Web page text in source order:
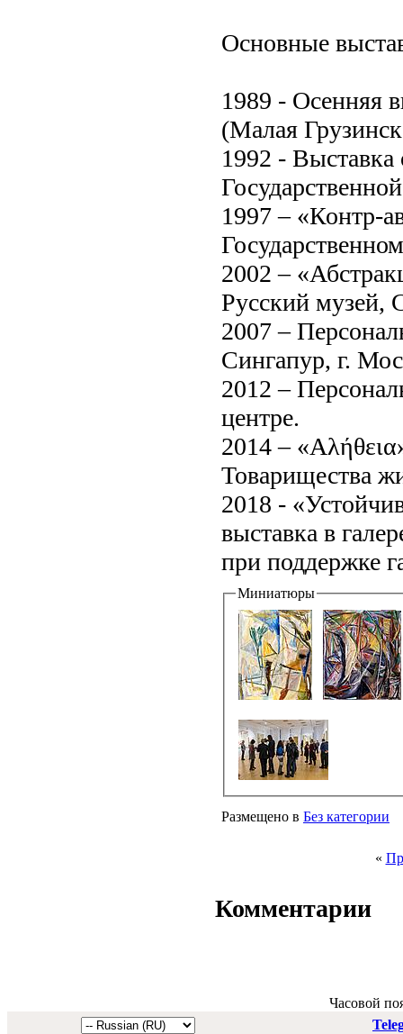
Основные
1989 - Осенняя
(Малая
1992 -
1997 – «Контр-
2002 –
Русский музей,
2007 –
Сингапур, г.
2012 –
центре.
2014 –
Товарищества
2018 -
выставка в
при поддержке
Миниатюры
Размещено в Без категории
«
Комментарии
Часовой